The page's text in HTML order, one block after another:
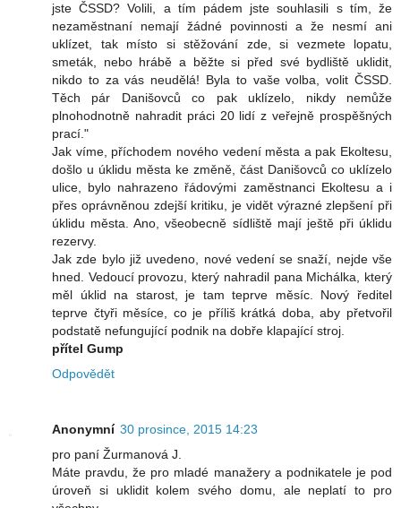
jste ČSSD? Volili, a tím pádem jste souhlasili s tím, že
nezaměstnaní nemají žádné povinnosti a že nesmí ani
uklízet, tak místo si stěžování zde, si vezmete lopatu,
smeták, nebo hrábě a běžte si před své bydliště uklidit,
nikdo to za vás neudělá! Byla to vaše volba, volit ČSSD.
Těch pár Danišovců co pak uklízelo, nikdy nemůže
plnohodnotně nahradit práci 20 lidí z veřejně prospěšných
prací."
Jak víme, příchodem nového vedení města a pak Ekoltesu,
došlo u úklidu města ke změně, část Danišovců co uklízelo
ulice, bylo nahrazeno řádovými zaměstnanci Ekoltesu a i
přes oprávněnou zdejší kritiku, je vidět výrazné zlepšení při
úklidu města. Ano, všeobecně sídliště mají ještě při úklidu
rezervy.
Jak zde bylo již uvedeno, nové vedení se snaží, nejde vše
hned. Vedoucí provozu, který nahradil pana Michálka, který
měl úklid na starost, je tam teprve měsíc. Nový ředitel
teprve čtyři měsíce, co je příliš krátká doba, aby přetvořil
podstatě nefungující podnik na dobře klapající stroj.
přítel Gump
Odpovědět
Anonymní 30 prosince, 2015 14:23
pro paní Žurmanová J.
Máte pravdu, že pro mladé manažery a podnikatele je pod
úroveň si uklidit kolem svého domu, ale neplatí to pro